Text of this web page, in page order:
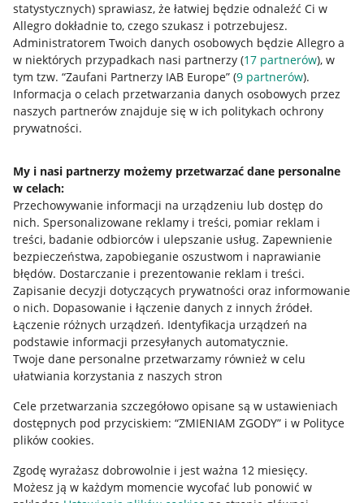
statystycznych) sprawiasz, że łatwiej będzie odnaleźć Ci w
Allegro dokładnie to, czego szukasz i potrzebujesz.
Administratorem Twoich danych osobowych będzie Allegro a
w niektórych przypadkach nasi partnerzy (17 partnerów), w
tym tzw. “Zaufani Partnerzy IAB Europe” (9 partnerów).
Informacja o celach przetwarzania danych osobowych przez
naszych partnerów znajduje się w ich politykach ochrony
prywatności.
My i nasi partnerzy możemy przetwarzać dane personalne
w celach:
Przechowywanie informacji na urządzeniu lub dostęp do
nich. Spersonalizowane reklamy i treści, pomiar reklam i
treści, badanie odbiorców i ulepszanie usług. Zapewnienie
bezpieczeństwa, zapobieganie oszustwom i naprawianie
błędów. Dostarczanie i prezentowanie reklam i treści.
Zapisanie decyzji dotyczących prywatności oraz informowanie
o nich. Dopasowanie i łączenie danych z innych źródeł.
Łączenie różnych urządzeń. Identyfikacja urządzeń na
podstawie informacji przesyłanych automatycznie.
Twoje dane personalne przetwarzamy również w celu
ułatwiania korzystania z naszych stron
Cele przetwarzania szczegółowo opisane są w ustawieniach
dostępnych pod przyciskiem: “ZMIENIAM ZGODY” i w Polityce
plików cookies.
Zgodę wyrażasz dobrowolnie i jest ważna 12 miesięcy.
Możesz ją w każdym momencie wycofać lub ponowić w
Przydatne informacje
Jak to działa
Allegro Gadane dla sprzedających
Allegro Gadane dla kupujących
Mapa miejscowości
Informacje prawne
Regulamin
Polityka plików "cookies"
Ustawienia plików "cookies"
Udostępnianie lokalizacji
Informacje dla Aktu o Usługach Cyfrowych
Pobierz aplikację